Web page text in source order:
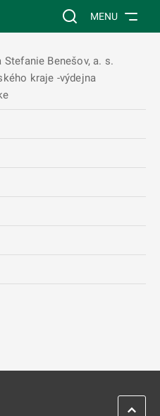
Vyhledávání na
MENU
Benešov, a. s.
kraje -výdejna
kartě
nové kartě
na nové kartě
ZPĚT